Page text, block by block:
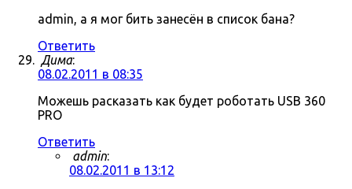
admin, а я мог бить занесён в список бана?
Ответить
Дима:
08.02.2011 в 08:35
Можешь расказать как будет роботать USB 360
PRO
Ответить
admin:
08.02.2011 в 13:12